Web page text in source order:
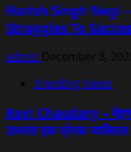
Harish Singh Negi
Struggles To
admin December 8,
Trending News
Ravi Chaudary –
उभरता एक प्रेरक व्यक्तित्व